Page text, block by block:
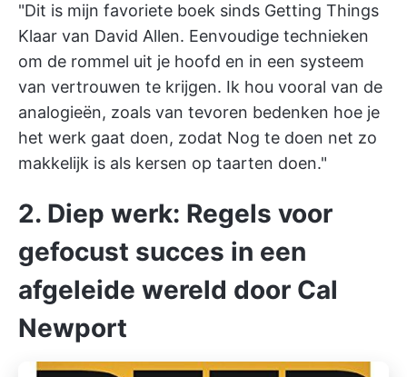
"Dit is mijn favoriete boek sinds Getting Things
Klaar van David Allen. Eenvoudige technieken
om de rommel uit je hoofd en in een systeem
van vertrouwen te krijgen. Ik hou vooral van de
analogieën, zoals van tevoren bedenken hoe je
het werk gaat doen, zodat Nog te doen net zo
makkelijk is als kersen op taarten doen."
2. Diep werk: Regels voor
gefocust succes in een
afgeleide wereld door Cal
Newport